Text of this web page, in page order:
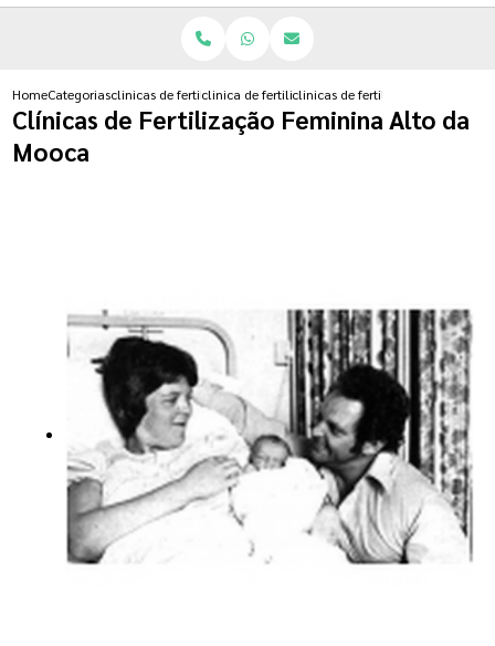
HomeCategoriasclinicas de fertilizacoesclinica de fertilizacao assistidaclinicas de fertilizacao feminina
Clínicas de Fertilização Feminina Alto da
Mooca